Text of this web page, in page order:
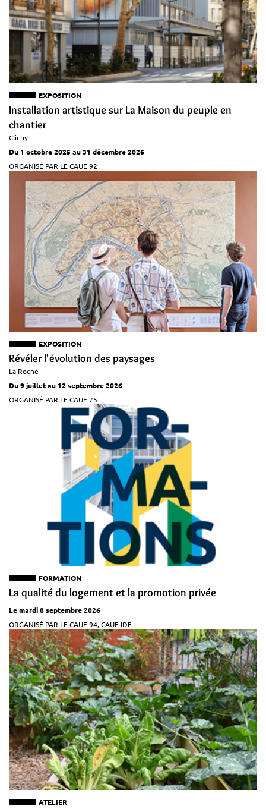
EXPOSITION
Installation artistique sur La Maison du peuple en
chantier
Clichy
Du 1 octobre 2025 au 31 décembre 2026
ORGANISÉ PAR LE CAUE 92
EXPOSITION
Révéler l'évolution des paysages
La Roche
Du 9 juillet au 12 septembre 2026
ORGANISÉ PAR LE CAUE 75
FORMATION
La qualité du logement et la promotion privée
Le mardi 8 septembre 2026
ORGANISÉ PAR LE CAUE 94, CAUE IDF
ATELIER